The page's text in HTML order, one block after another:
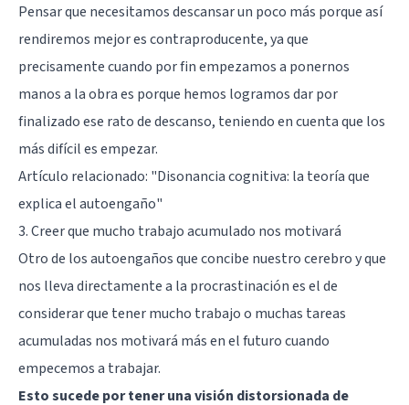
Pensar que necesitamos descansar un poco más porque así
rendiremos mejor es contraproducente, ya que
precisamente cuando por fin empezamos a ponernos
manos a la obra es porque hemos logramos dar por
finalizado ese rato de descanso, teniendo en cuenta que los
más difícil es empezar.
Artículo relacionado: "Disonancia cognitiva: la teoría que
explica el autoengaño"
3. Creer que mucho trabajo acumulado nos motivará
Otro de los autoengaños que concibe nuestro cerebro y que
nos lleva directamente a la procrastinación es el de
considerar que tener mucho trabajo o muchas tareas
acumuladas nos motivará más en el futuro cuando
empecemos a trabajar.
Esto sucede por tener una visión distorsionada de